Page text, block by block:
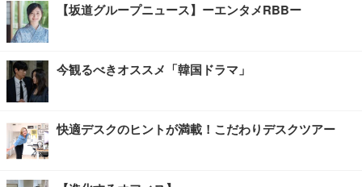
【坂道グループニュース】ーエンタメRBBー
今観るべきオススメ「韓国ドラマ」
快適デスクのヒントが満載！こだわりデスクツアー